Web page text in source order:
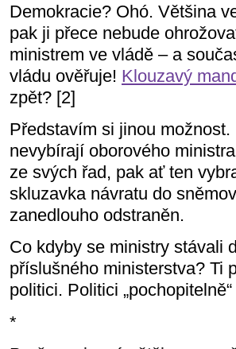
Demokracie? Ohó. Většina
pak ji přece nebude
ministrem ve vládě – a
vládu ověřuje! Klouzavý
zpět? [2]
Představím si jinou
nevybírají oborového
ze svých řad, pak ať ten
skluzavka návratu do
zanedlouho odstraněn.
Co kdyby se ministry stávali
příslušného ministerstva? Ti
politici. Politici
*